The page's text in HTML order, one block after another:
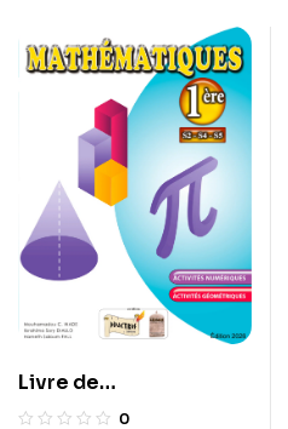
Livre de
Mathématiques 1ʳᵉ
0